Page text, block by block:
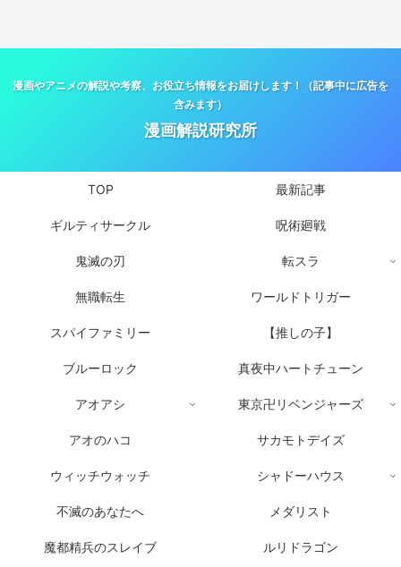
漫画やアニメの解説や考察、お役立ち情報をお届けします！（記事中に広告を
含みます）
漫画解説研究所
TOP 最新記事
ギルティサークル 呪術廻戦
鬼滅の刃 転スラ
無職転生 ワールドトリガー
スパイファミリー 【推しの子】
ブルーロック 真夜中ハートチューン
アオアシ 東京卍リベンジャーズ
アオのハコ サカモトデイズ
ウィッチウォッチ シャドーハウス
不滅のあなたへ メダリスト
魔都精兵のスレイブ ルリドラゴン